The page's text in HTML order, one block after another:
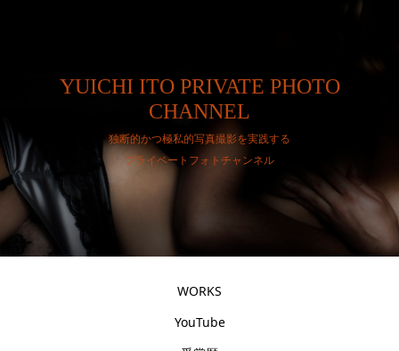
YUICHI ITO PRIVATE PHOTO
CHANNEL
独断的かつ極私的写真撮影を実践する
プライベートフォトチャンネル
WORKS
YouTube